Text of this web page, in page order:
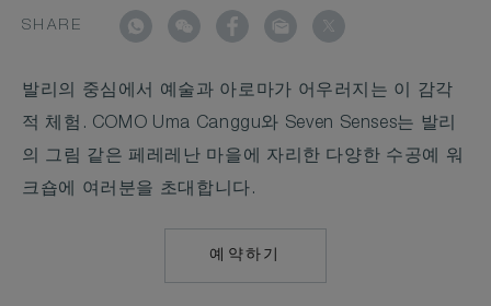
SHARE
발리의 중심에서 예술과 아로마가 어우러지는 이 감각
적 체험. COMO Uma Canggu와 Seven Senses는 발리
의 그림 같은 페레레난 마을에 자리한 다양한 수공예 워
크숍에 여러분을 초대합니다.
예약하기
MAILTO: